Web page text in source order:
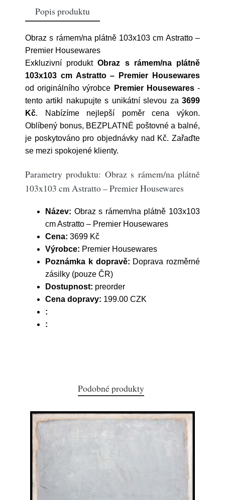
Popis produktu
Obraz s rámem/na plátně 103x103 cm Astratto –
Premier Housewares
Exkluzivní produktObraz s rámem/na plátně
103x103 cm Astratto – Premier Housewares
od originálního výrobce Premier Housewares-
tento artikl nakupujte s unikátní slevou za 3699
Kč. Nabízíme nejlepší poměr cena výkon.
Oblíbený bonus, BEZPLATNÉ poštovné a balné,
je poskytováno pro objednávky nad Kč. Zařaďte
se mezi spokojené klienty.
Parametry produktu: Obraz s rámem/na plátně
103x103 cm Astratto – Premier Housewares
Název: Obraz s rámem/na plátně 103x103
cm Astratto – Premier Housewares
Cena: 3699 Kč
Výrobce: Premier Housewares
Poznámka k dopravě: Doprava rozměrné
zásilky (pouze ČR)
Dostupnost: preorder
Cena dopravy: 199.00 CZK
:
:
Podobné produkty